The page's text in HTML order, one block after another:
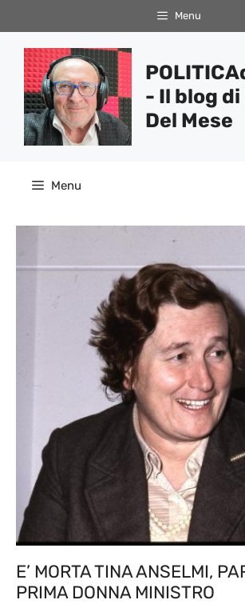
al
contenuto
Menu
- Il blog
Del Mese
Menu
E’ MORTA TINA ANSELMI,
PRIMA DONNA MINISTRO